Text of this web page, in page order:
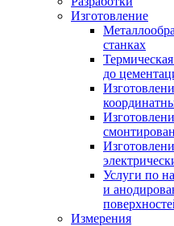
Изготовление
станках
до
Услуги по
и
Измерения